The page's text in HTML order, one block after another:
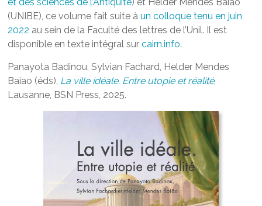
(UNIBE), ce volume fait suite àun colloque tenu en juin
2022 au sein de la Faculté des lettres de l’Unil. Il est
disponible en texte intégral surcairn.info.
Panayota Badinou, Sylvian Fachard, Helder Mendes
Baiao (éds), La ville idéale. Entre utopie et réalité,
Lausanne, BSN Press, 2025.